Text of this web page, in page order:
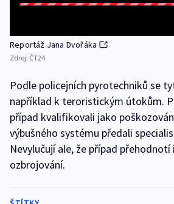
Reportáž Jana Dvořáka
Zdroj: ČT24
Podle policejních pyrotechniků se
například k teroristickým útokům.
případ kvalifikovali jako
výbušného systému předali
Nevylučují ale, že případ
ozbrojování.